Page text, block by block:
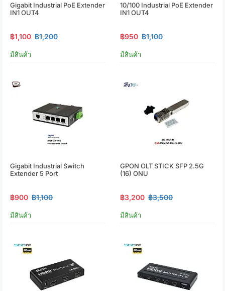
Gigabit Industrial PoE Extender
IN1 OUT4
฿1,100 ฿1,200
มีสินค้า
10/100 Industrial PoE Extender
IN1 OUT4
฿950 ฿1,100
มีสินค้า
Gigabit Industrial Switch
Extender 5 Port
฿900 ฿1,100
มีสินค้า
GPON OLT STICK SFP 2.5G
(16) ONU
฿3,200 ฿3,500
มีสินค้า